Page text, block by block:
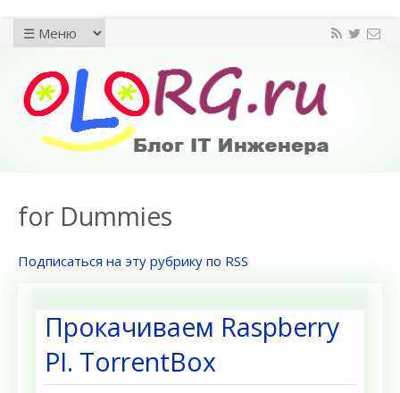
for Dummies
Подписаться на эту рубрику по RSS
Прокачиваем Raspberry
PI. TorrentBox